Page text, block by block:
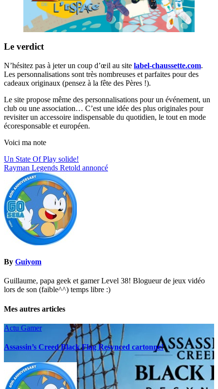
Le verdict
N’hésitez pas à jeter un coup d’œil au site label-chaussette.com.
Les personnalisations sont très nombreuses et parfaites pour des
cadeaux originaux (pensez à la fête des Pères !).
Le site propose même des personnalisations pour un événement, un
club ou une association… C’est une idée des plus originales pour
revisiter un accessoire indispensable du quotidien, le tout en mode
écoresponsable et européen.
Voici ma note
Navigation
de
l’article
Un State Of Play solide!
Rayman Legends Retold annoncé
By Guiyom
Guillaume, papa geek et gamer Level 38! Blogueur de jeux vidéo
lors de son (faible^^) temps libre :)
Mes autres articles
Actu Gamer
Assassin’s Creed Black Flag Resynced cartonne!